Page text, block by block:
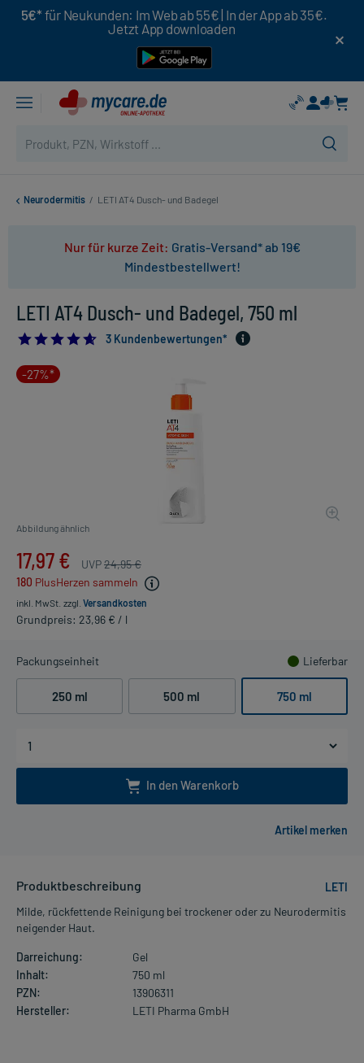
5€* für Neukunden: Im Web ab 55€ | In der App ab 35€.
Jetzt App downloaden
Neurodermitis / LETI AT4 Dusch- und Badegel
Nur für kurze Zeit: Gratis-Versand* ab 19€
Mindestbestellwert!
LETI AT4 Dusch- und Badegel, 750 ml
4.666666666666667
3 Kundenbewertungen*
-27%*
Abbildung ähnlich
17,97 € UVP24,95 €
180 PlusHerzen sammeln
inkl. MwSt. zzgl. Versandkosten
Grundpreis: 23,96 € / l
Packungseinheit Lieferbar
250 ml 500 ml 750 ml
In den Warenkorb
Produktbeschreibung
LETI
Milde, rückfettende Reinigung bei trockener oder zu Neurodermitis
neigender Haut.
Darreichung:
Gel
Inhalt:
750 ml
PZN:
13906311
Hersteller:
LETI Pharma GmbH